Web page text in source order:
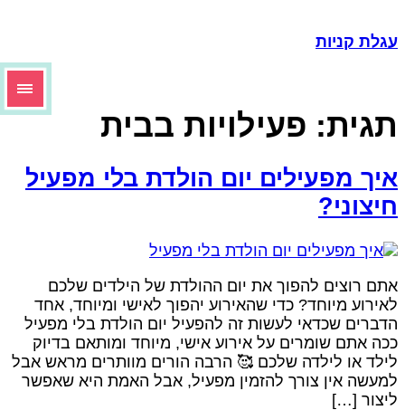
קניות
פעילויות בבית
מפעילים יום הולדת בלי מפעיל
רוצים להפוך את יום ההולדת של הילדים שלכם
מיוחד? כדי שהאירוע יהפוך לאישי ומיוחד, אחד
שכדאי לעשות זה להפעיל יום הולדת בלי מפעיל
אתם שומרים על אירוע אישי, מיוחד ומותאם בדיוק
או לילדה שלכם 🥰 הרבה הורים מוותרים מראש אבל
אין צורך להזמין מפעיל, אבל האמת היא שאפשר
[…]